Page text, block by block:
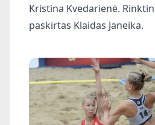
Kristina Kvedarienė.
paskirtas Klaidas Janeika.